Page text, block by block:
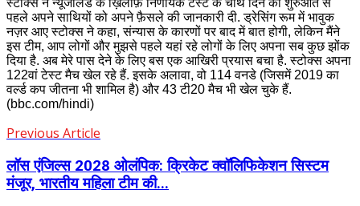
स्टोक्स ने न्यूजीलैंड के ख़िलाफ़ निर्णायक टेस्ट के चौथे दिन की शुरुआत से
पहले अपने साथियों को अपने फ़ैसले की जानकारी दी. ड्रेसिंग रूम में भावुक
नज़र आए स्टोक्स ने कहा, संन्यास के कारणों पर बाद में बात होगी, लेकिन मैंने
इस टीम, आप लोगों और मुझसे पहले यहां रहे लोगों के लिए अपना सब कुछ झोंक
दिया है. अब मेरे पास देने के लिए बस एक आखिरी प्रयास बचा है. स्टोक्स अपना
122वां टेस्ट मैच खेल रहे हैं. इसके अलावा, वो 114 वनडे (जिसमें 2019 का
वर्ल्ड कप जीतना भी शामिल है) और 43 टी20 मैच भी खेल चुके हैं.
(bbc.com/hindi)
Previous Article
लॉस एंजिल्स 2028 ओलंपिक: क्रिकेट क्वॉलिफिकेशन सिस्टम
मंजूर, भारतीय महिला टीम की...